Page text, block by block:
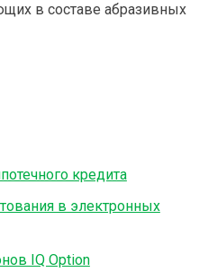
в составе абразивных
кредита
в электронных
IQ Option